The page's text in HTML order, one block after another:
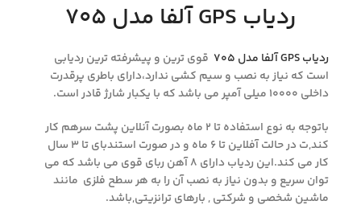
ردیاب GPS آلفا مدل ۷۰۵
ردیاب GPS آلفا مدل ۷۰۵
قوی ترین و پیشرفته ترین ردیابی
است که نیاز به نصب و سیم کشی ندارد،دارای باطری پرقدرت
داخلی ۱۰۰۰۰ میلی آمپر می باشد که با یکبار شارژ قادر است.
باتوجه به نوع استفاده تا ۲ ماه بصورت آنلاین پشت سرهم کار
کند,ت در حالت آفلاین تا ۶ ماه و در صورت استندبای تا ۳ سال
کار می کند.این ردیاب دارای ۸ آهن ربای قوی می باشد که می
توان سریع و بدون نیاز به نصب آن را به هر سطح فلزی مانند
ماشین شخصی و شرکتی , بارهای ترانزیتی,باشد.